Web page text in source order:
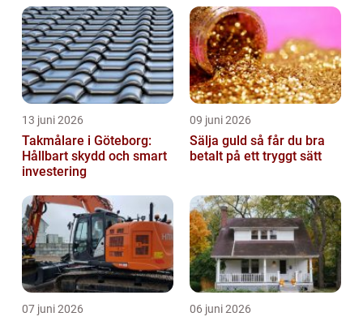
13 juni 2026
Takmålare i Göteborg:
Hållbart skydd och smart
investering
09 juni 2026
Sälja guld så får du bra
betalt på ett tryggt sätt
07 juni 2026 06 juni 2026